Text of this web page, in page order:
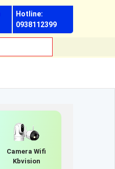
Hotline:
0938112399
Camera Wifi
Kbvision